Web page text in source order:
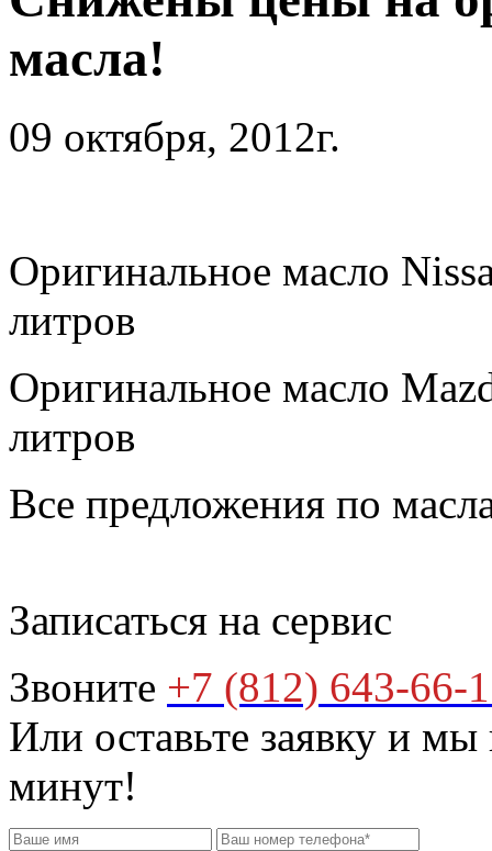
масла!
09 октября, 2012г.
Оригинальное масло
литров
Оригинальное масло
литров
Все предложения по
Записаться на сервис
Звоните +7 (812) 643-66-
Или оставьте заявку и
минут!